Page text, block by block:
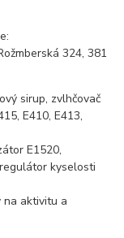
324, 381
sirup, zvlhčovač
E410, E413,
E1520,
kyselosti
na aktivitu a